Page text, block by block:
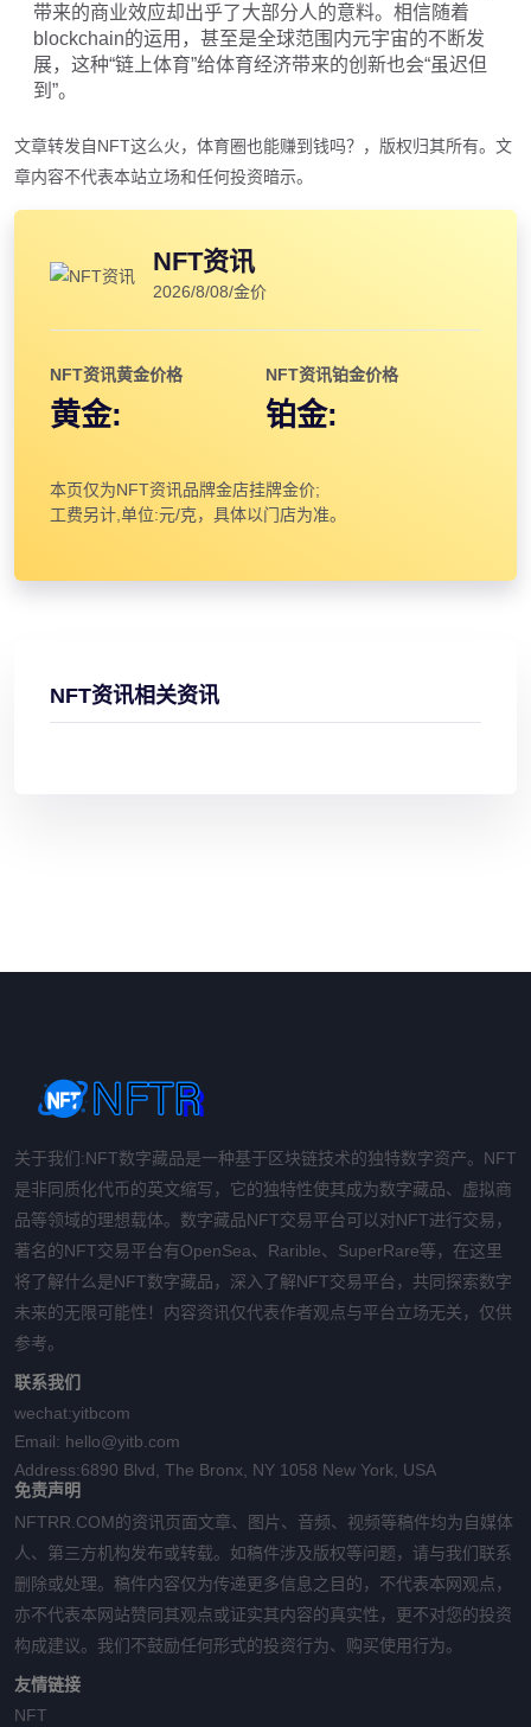
带来的商业效应却出乎了大部分人的意料。相信随着
blockchain的运用，甚至是全球范围内元宇宙的不断发
展，这种“链上体育”给体育经济带来的创新也会“虽迟但
到”。
文章转发自NFT这么火，体育圈也能赚到钱吗？，版权归其所有。文
章内容不代表本站立场和任何投资暗示。
NFT资讯
2026/8/08/金价
NFT资讯黄金价格
黄金:
NFT资讯铂金价格
铂金:
本页仅为NFT资讯品牌金店挂牌金价;
工费另计,单位:元/克，具体以门店为准。
NFT资讯相关资讯
关于我们:NFT数字藏品是一种基于区块链技术的独特数字资产。NFT
是非同质化代币的英文缩写，它的独特性使其成为数字藏品、虚拟商
品等领域的理想载体。数字藏品NFT交易平台可以对NFT进行交易，
著名的NFT交易平台有OpenSea、Rarible、SuperRare等，在这里
将了解什么是NFT数字藏品，深入了解NFT交易平台，共同探索数字
未来的无限可能性！内容资讯仅代表作者观点与平台立场无关，仅供
参考。
联系我们
wechat:yitbcom
Email: hello@yitb.com
Address:6890 Blvd, The Bronx, NY 1058 New York, USA
免责声明
NFTRR.COM的资讯页面文章、图片、音频、视频等稿件均为自媒体
人、第三方机构发布或转载。如稿件涉及版权等问题，请与我们联系
删除或处理。稿件内容仅为传递更多信息之目的，不代表本网观点，
亦不代表本网站赞同其观点或证实其内容的真实性，更不对您的投资
构成建议。我们不鼓励任何形式的投资行为、购买使用行为。
友情链接
NFT